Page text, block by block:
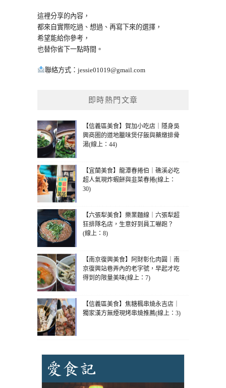
這裡分享的內容，
都來自實際吃過、想過、再寫下來的選擇，
希望能給你參考，
也替你省下一點時間。
聯絡方式： jessie01019@gmail.com
即時熱門文章
【信義區美食】賀加小吃店｜隱身吳
興商圈的道地臘味煲仔飯與藥燉排骨
湯(線上：44)
【宜蘭美食】龍潭春捲伯｜礁溪必吃
超人氣現炸蝦餅與韭菜春捲(線上：
30)
【六張犁美食】樂業麵線｜六張犁超
狂排隊名店，生意好到員工嚇跑？
(線上：8)
【南京復興美食】阿財彰化肉圓｜南
京復興站巷弄內的老字號，早起才吃
得到的限量美味(線上：7)
【信義區美食】焦糖楓串燒永吉店｜
獨家漢方無煙現烤串燒推薦(線上：3)